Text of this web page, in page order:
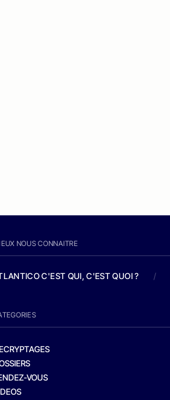
NOUS CONNAITRE
C'EST QUI, C'EST QUOI ? /
VOUS